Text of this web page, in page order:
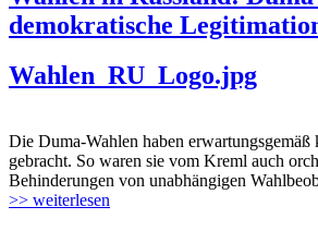
demokratische
Wahlen_RU_Logo.jpg
Die Duma-Wahlen haben erwartungsgemäß
gebracht. So waren sie vom Kreml auch
Behinderungen von unabhängigen
>> weiterlesen